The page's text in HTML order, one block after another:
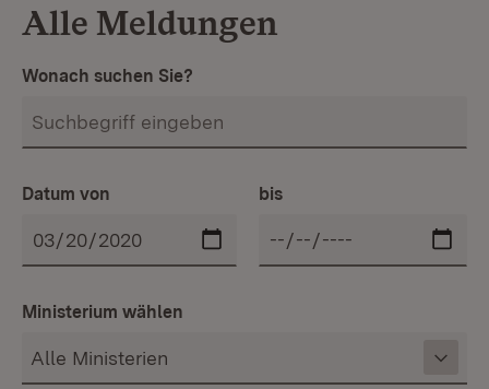
Alle Meldungen
Wonach suchen Sie?
Datum von bis
Ministerium wählen